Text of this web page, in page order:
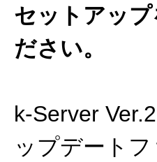
セットアッ
ださい。
k-Server
ップデートフ